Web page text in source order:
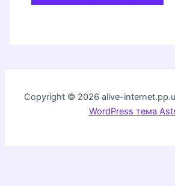
Copyright © 2026 alive-
WordPress тема